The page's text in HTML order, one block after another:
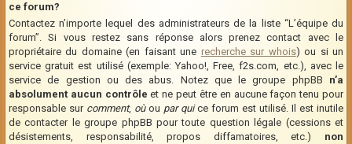
ce forum?
Contactez n’importe lequel des administrateurs de la liste “L’équipe du
forum”. Si vous restez sans réponse alors prenez contact avec le
propriétaire du domaine (en faisant une recherche sur whois) ou si un
service gratuit est utilisé (exemple: Yahoo!, Free, f2s.com, etc.), avec le
service de gestion ou des abus. Notez que le groupe phpBB n’a
absolument aucun contrôle et ne peut être en aucune façon tenu pour
responsable sur comment, oùou par quice forum est utilisé. Il est inutile
de contacter le groupe phpBB pour toute question légale (cessions et
désistements, responsabilité, propos diffamatoires, etc.) non